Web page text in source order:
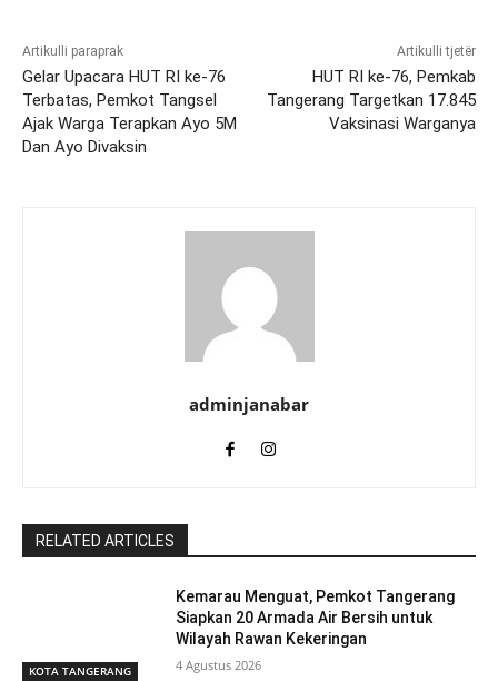
Artikulli paraprak
Gelar Upacara HUT RI ke-76
Terbatas, Pemkot Tangsel
Ajak Warga Terapkan Ayo 5M
Dan Ayo Divaksin
Artikulli tjetër
HUT RI ke-76, Pemkab
Tangerang Targetkan 17.845
Vaksinasi Warganya
adminjanabar
RELATED ARTICLES
KOTA TANGERANG
Kemarau Menguat, Pemkot Tangerang
Siapkan 20 Armada Air Bersih untuk
Wilayah Rawan Kekeringan
4 Agustus 2026